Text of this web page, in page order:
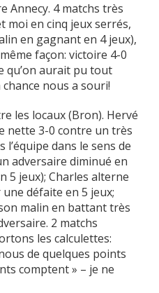
Annecy. 4 matchs très
moi en cinq jeux serrés,
en gagnant en 4 jeux),
façon: victoire 4-0
qu’on aurait pu tout
nous a souri!
les locaux (Bron). Hervé
nette 3-0 contre un très
dans le sens de
adversaire diminué en
5 jeux); Charles alterne
défaite en 5 jeux;
malin en battant très
2 matchs
les calculettes:
de quelques points
comptent » – je ne